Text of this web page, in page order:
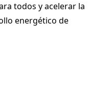
todos y acelerar la
energético de